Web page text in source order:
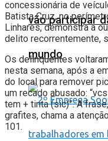
vão participar
mundo
concessionária de
Batista Cruz, no
Linhares, demonstra a
delito recorrentemente,
Os delinquentes
nesta semana, após a
do local para remover
um recado abusado:
tem + tinta (sic)”. A
grafites, chama a
101.